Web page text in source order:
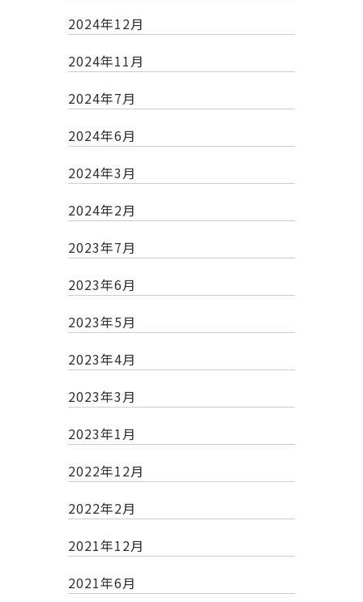
2024年12月
2024年11月
2024年7月
2024年6月
2024年3月
2024年2月
2023年7月
2023年6月
2023年5月
2023年4月
2023年3月
2023年1月
2022年12月
2022年2月
2021年12月
2021年6月